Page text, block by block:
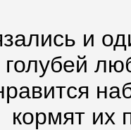
и
кормят их